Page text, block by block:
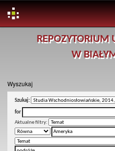
REPOZYTORIUM
W
Wyszukaj
Szukaj:
for
Aktualne filtry: